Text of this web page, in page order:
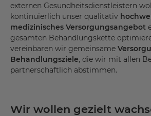
externen Gesundheitsdienstleistern
kontinuierlich unser qualitativ
medizinisches Versorgungsangebot
gesamten Behandlungskette
vereinbaren wir gemeinsame
Behandlungsziele, die wir mit allen
partnerschaftlich abstimmen.
Wir wollen gezielt